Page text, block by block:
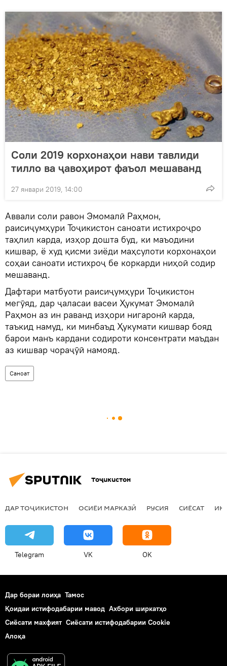
Соли 2019 корхонаҳои нави тавлиди
тилло ва ҷавоҳирот фаъол мешаванд
27 январи 2019, 14:00
Аввали соли равон Эмомалӣ Раҳмон,
раисиҷумҳури Тоҷикистон саноати истихроҷро
таҳлил карда, изҳор дошта буд, ки маъодини
кишвар, ё худ қисми зиёди маҳсулоти корхонаҳои
соҳаи саноати истихроҷ бе коркарди ниҳоӣ содир
мешаванд.
Дафтари матбуоти раисиҷумҳури Тоҷикистон
мегӯяд, дар ҷаласаи васеи Ҳукумат Эмомалӣ
Раҳмон аз ин раванд изҳори нигаронӣ карда,
таъкид намуд, ки минбаъд Ҳукумати кишвар бояд
барои манъ кардани содироти консентрати маъдан
аз кишвар чораҷӯӣ намояд.
Саноат
Тоҷикистон
ДАР ТОҶИКИСТОН ОСИЁИ МАРКАЗӢ РУСИЯ СИЁСАТ
Telegram VK OK
Дар бораи лоиҳа Тамос
Қоидаи истифодабарии мавод Ахбори ширкатҳо
Сиёсати махфият Сиёсати истифодабарии Cookie
Алоқа